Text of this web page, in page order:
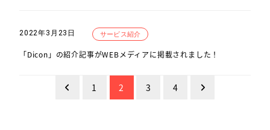
「Dicon」の紹介記事がWEBメディアに掲載されました！
2022年3月23日 サービス紹介
1 2 3 4